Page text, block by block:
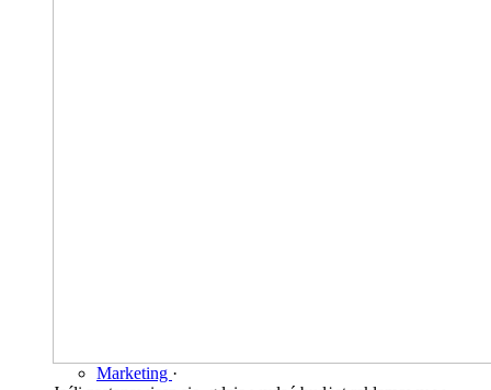
Marketing ·